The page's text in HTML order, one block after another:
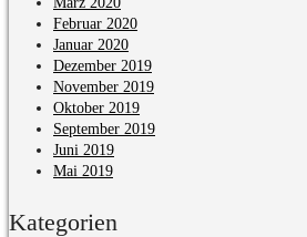
Februar 2020
Januar 2020
Dezember 2019
November 2019
Oktober 2019
September 2019
Juni 2019
Mai 2019
Kategorien